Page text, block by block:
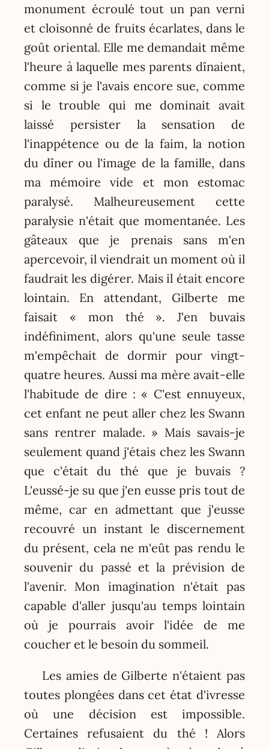
monument écroulé tout un pan verni
et cloisonné de fruits écarlates, dans le
goût oriental. Elle me demandait même
l'heure à laquelle mes parents dînaient,
comme si je l'avais encore sue, comme
si le trouble qui me dominait avait
laissé persister la sensation de
l'inappétence ou de la faim, la notion
du dîner ou l'image de la famille, dans
ma mémoire vide et mon estomac
paralysé. Malheureusement cette
paralysie n'était que momentanée. Les
gâteaux que je prenais sans m'en
apercevoir, il viendrait un moment où il
faudrait les digérer. Mais il était encore
lointain. En attendant, Gilberte me
faisait « mon thé ». J'en buvais
indéfiniment, alors qu'une seule tasse
m'empêchait de dormir pour vingt-
quatre heures. Aussi ma mère avait-elle
l'habitude de dire : « C'est ennuyeux,
cet enfant ne peut aller chez les Swann
sans rentrer malade. » Mais savais-je
seulement quand j'étais chez les Swann
que c'était du thé que je buvais ?
L'eussé-je su que j'en eusse pris tout de
même, car en admettant que j'eusse
recouvré un instant le discernement
du présent, cela ne m'eût pas rendu le
souvenir du passé et la prévision de
l'avenir. Mon imagination n'était pas
capable d'aller jusqu'au temps lointain
où je pourrais avoir l'idée de me
coucher et le besoin du sommeil.
Les amies de Gilberte n'étaient pas
toutes plongées dans cet état d'ivresse
où une décision est impossible.
Certaines refusaient du thé ! Alors